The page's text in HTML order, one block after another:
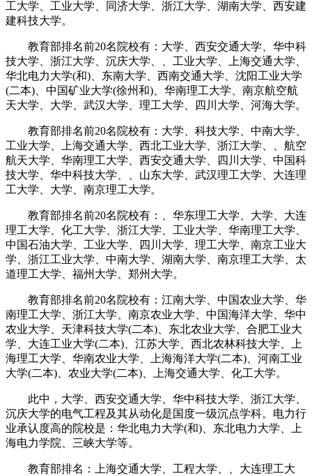
工大学、工业大学、同济大学、浙江大学、湖南大学、西安建
建科技大学。
教育部排名前20名院校有：大学、西安交通大学、华中科
技大学、浙江大学、沉庆大学、、工业大学、上海交通大学、
华北电力大学(和)、东南大学、西南交通大学、沈阳工业大学
(二本)、中国矿业大学(徐州和)、华南理工大学、南京航空航
天大学、大学、武汉大学、理工大学、四川大学、河海大学。
教育部排名前20名院校有：大学、科技大学、中南大学、
工业大学、上海交通大学、西北工业大学、浙江大学、、航空
航天大学、华南理工大学、西安交通大学、四川大学、中国科
技大学、华中科技大学、、山东大学、武汉理工大学、大连理
工大学、大学、南京理工大学。
教育部排名前20名院校有：、华东理工大学、大学、大连
理工大学、化工大学、浙江大学、工业大学、华南理工大学、
中国石油大学、工业大学、四川大学、理工大学、南京工业大
学、浙江工业大学、中南大学、湖南大学、南京理工大学、太
道理工大学、福州大学、郑州大学。
教育部排名前20名院校有：江南大学、中国农业大学、华
南理工大学、浙江大学、南京农业大学、中国海洋大学、华中
农业大学、天津科技大学(二本)、东北农业大学、合肥工业大
学、大连工业大学(二本)、江苏大学、西北农林科技大学、上
海理工大学、华南农业大学、上海海洋大学(二本)、河南工业
大学(二本)、农业大学(二本)、上海交通大学、化工大学。
此中，大学、西安交通大学、华中科技大学、浙江大学、
沉庆大学的电气工程及其从动化是国度一级沉点学科。电力行
业承认度高的院校是：华北电力大学(和)、东北电力大学、上
海电力学院、三峡大学等。
教育部排名：上海交通大学、工程大学、、大连理工大